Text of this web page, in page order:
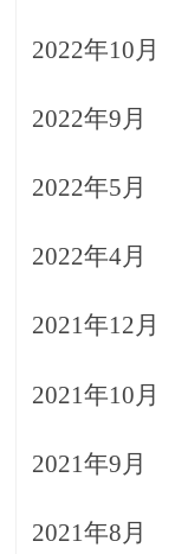
2022年10月
2022年9月
2022年5月
2022年4月
2021年12月
2021年10月
2021年9月
2021年8月